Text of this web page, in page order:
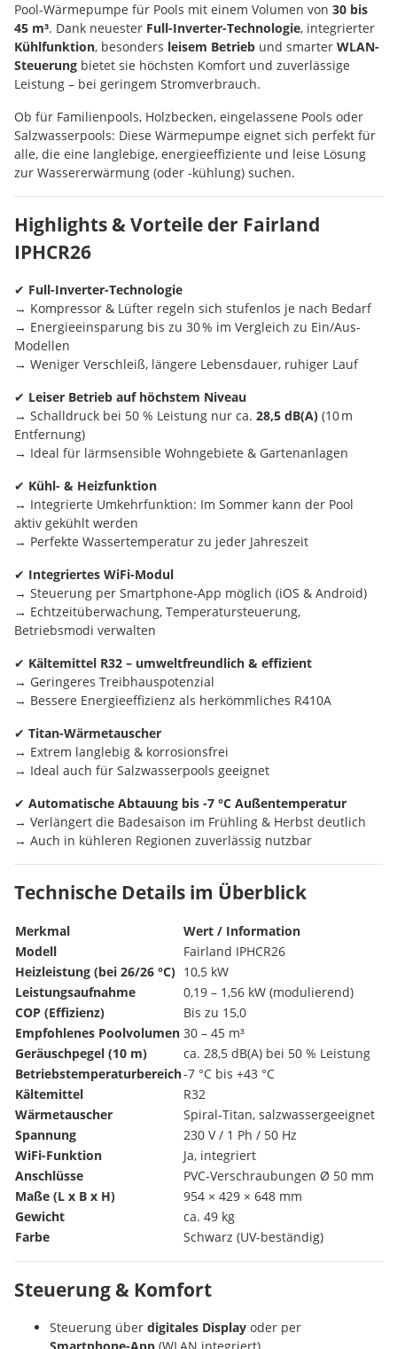
Pool-Wärmepumpe für Pools mit einem Volumen von 30 bis
45 m³. Dank neuester Full-Inverter-Technologie, integrierter
Kühlfunktion, besonders leisem Betrieb und smarter WLAN-
Steuerung bietet sie höchsten Komfort und zuverlässige
Leistung – bei geringem Stromverbrauch.
Ob für Familienpools, Holzbecken, eingelassene Pools oder
Salzwasserpools: Diese Wärmepumpe eignet sich perfekt für
alle, die eine langlebige, energieeffiziente und leise Lösung
zur Wassererwärmung (oder -kühlung) suchen.
Highlights & Vorteile der Fairland
IPHCR26
✔ Full-Inverter-Technologie
→ Kompressor & Lüfter regeln sich stufenlos je nach Bedarf
→ Energieeinsparung bis zu 30 % im Vergleich zu Ein/Aus-
Modellen
→ Weniger Verschleiß, längere Lebensdauer, ruhiger Lauf
✔ Leiser Betrieb auf höchstem Niveau
→ Schalldruck bei 50 % Leistung nur ca. 28,5 dB(A) (10 m
Entfernung)
→ Ideal für lärmsensible Wohngebiete & Gartenanlagen
✔ Kühl- & Heizfunktion
→ Integrierte Umkehrfunktion: Im Sommer kann der Pool
aktiv gekühlt werden
→ Perfekte Wassertemperatur zu jeder Jahreszeit
✔ Integriertes WiFi-Modul
→ Steuerung per Smartphone-App möglich (iOS & Android)
→ Echtzeitüberwachung, Temperatursteuerung,
Betriebsmodi verwalten
✔ Kältemittel R32 – umweltfreundlich & effizient
→ Geringeres Treibhauspotenzial
→ Bessere Energieeffizienz als herkömmliches R410A
✔ Titan-Wärmetauscher
→ Extrem langlebig & korrosionsfrei
→ Ideal auch für Salzwasserpools geeignet
✔ Automatische Abtauung bis -7 °C Außentemperatur
→ Verlängert die Badesaison im Frühling & Herbst deutlich
→ Auch in kühleren Regionen zuverlässig nutzbar
Technische Details im Überblick
Merkmal
Wert / Information
Modell
Fairland IPHCR26
Heizleistung (bei 26/26 °C) 10,5 kW
Leistungsaufnahme
0,19 – 1,56 kW (modulierend)
COP (Effizienz)
Bis zu 15,0
Empfohlenes Poolvolumen 30 – 45 m³
Geräuschpegel (10 m)
ca. 28,5 dB(A) bei 50 % Leistung
Betriebstemperaturbereich-7 °C bis +43 °C
Kältemittel
R32
Wärmetauscher
Spiral-Titan, salzwassergeeignet
Spannung
230 V / 1 Ph / 50 Hz
WiFi-Funktion
Ja, integriert
Anschlüsse
PVC-Verschraubungen Ø 50 mm
Maße (L x B x H)
954 × 429 × 648 mm
Gewicht
ca. 49 kg
Farbe
Schwarz (UV-beständig)
Steuerung & Komfort
Steuerung über digitales Display oder per